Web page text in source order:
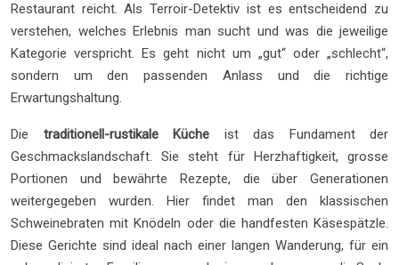
Restaurant reicht. Als Terroir-Detektiv ist es entscheidend zu
verstehen, welches Erlebnis man sucht und was die jeweilige
Kategorie verspricht. Es geht nicht um „gut“ oder „schlecht“,
sondern um den passenden Anlass und die richtige
Erwartungshaltung.
Die traditionell-rustikale Küche ist das Fundament der
Geschmackslandschaft. Sie steht für Herzhaftigkeit, grosse
Portionen und bewährte Rezepte, die über Generationen
weitergegeben wurden. Hier findet man den klassischen
Schweinebraten mit Knödeln oder die handfesten Käsespätzle.
Diese Gerichte sind ideal nach einer langen Wanderung, für ein